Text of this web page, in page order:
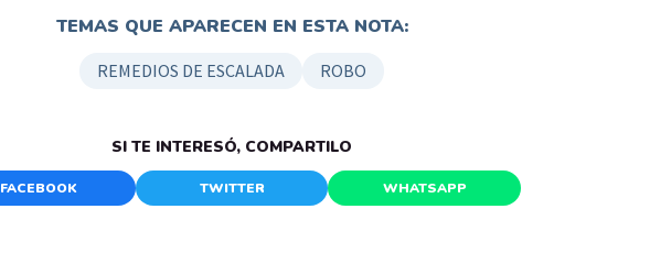
TEMAS QUE APARECEN EN ESTA NOTA:
REMEDIOS DE ESCALADA ROBO
SI TE INTERESÓ, COMPARTILO
FACEBOOK TWITTER WHATSAPP